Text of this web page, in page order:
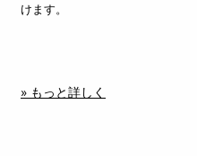
けます。
» もっと詳しく